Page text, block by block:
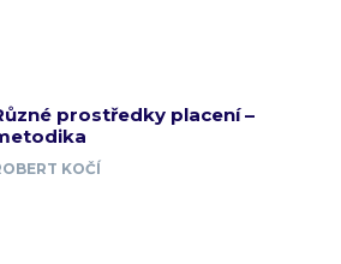
prostředky placení –
KOČÍ